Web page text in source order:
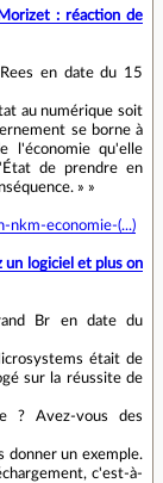
: réaction de
en date du 15
au numérique soit
se borne à
l'économie qu'elle
de prendre en
» »
economie-(...)
un logiciel et plus on
Br en date du
était de
sur la réussite de
? Avez-vous des
donner un exemple.
c'est-à-